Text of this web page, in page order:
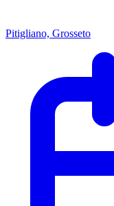
Pitigliano, Grosseto